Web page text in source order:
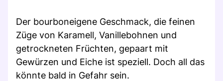
Der bourboneigene Geschmack, die feinen
Züge von Karamell, Vanillebohnen und
getrockneten Früchten, gepaart mit
Gewürzen und Eiche ist speziell. Doch all das
könnte bald in Gefahr sein.